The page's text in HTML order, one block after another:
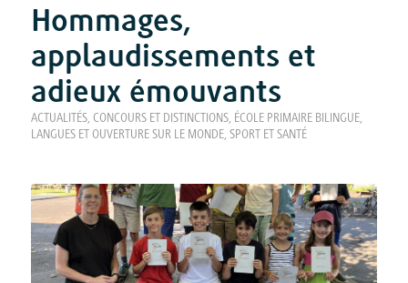
Hommages,
applaudissements et
adieux émouvants
ACTUALITÉS, CONCOURS ET DISTINCTIONS, ÉCOLE PRIMAIRE BILINGUE,
LANGUES ET OUVERTURE SUR LE MONDE, SPORT ET SANTÉ